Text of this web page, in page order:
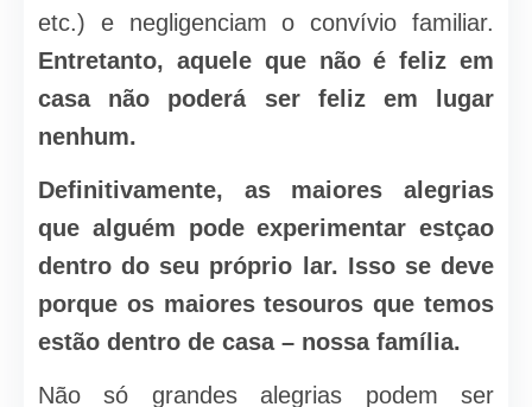
etc.) e negligenciam o convívio familiar.
Entretanto, aquele que não é feliz em
casa não poderá ser feliz em lugar
nenhum.
Definitivamente, as maiores alegrias
que alguém pode experimentar estçao
dentro do seu próprio lar. Isso se deve
porque os maiores tesouros que temos
estão dentro de casa – nossa família.
Não só grandes alegrias podem ser